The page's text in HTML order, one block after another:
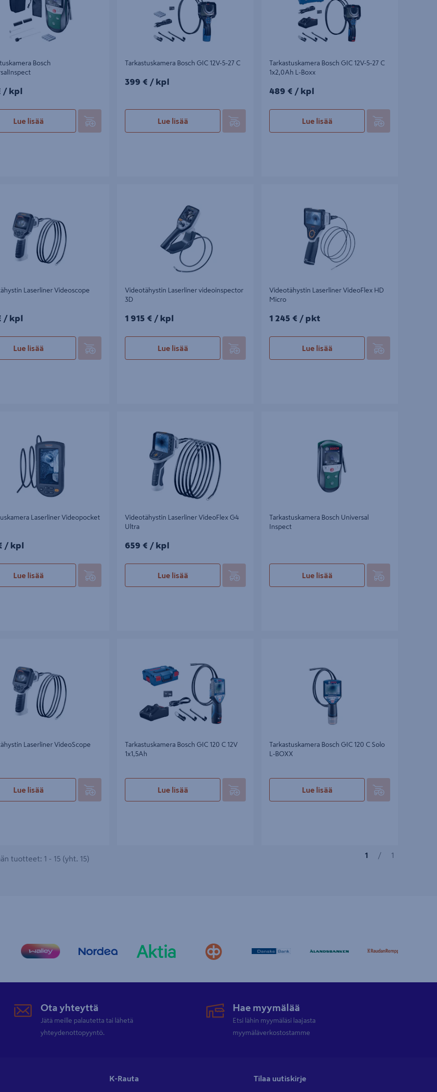
Bosch
kpl
/ kpl
Lue lisää
Tarkastuskamera Bosch GIC 12V-5-27 C
399€/kpl
399 € / kpl
Lue lisää
Tarkastuskamera Bosch GIC 12V-5-27 C
1x2,0Ah L-Boxx
489€/kpl
489 € / kpl
Lue lisää
Laserliner Videoscope
kpl
/ kpl
Lue lisää
Videotähystin Laserliner videoinspector
3D
1915€/kpl
1 915 € / kpl
Lue lisää
Videotähystin Laserliner VideoFlex HD
Micro
1245€/pkt
1 245 € / pkt
Lue lisää
Laserliner Videopocket
kpl
/ kpl
Lue lisää
Videotähystin Laserliner VideoFlex G4
Ultra
659€/kpl
659 € / kpl
Lue lisää
Tarkastuskamera Bosch Universal
Inspect
Lue lisää
Laserliner VideoScope
Lue lisää
Tarkastuskamera Bosch GIC 120 C 12V
1x1,5Ah
Lue lisää
Tarkastuskamera Bosch GIC 120 C Solo
L-BOXX
Lue lisää
tuotteet: 1 - 15 (yht. 15) 1 / 1
Ota yhteyttä
Jätä meille palautetta tai lähetä
yhteydenottopyyntö.
Hae myymälää
Etsi lähin myymäläsi laajasta
myymäläverkostostamme
K-Rauta Tilaa uutiskirje